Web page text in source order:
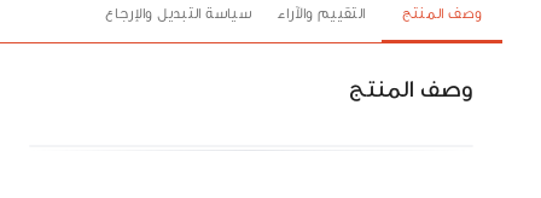
وصف المنتج التقييم والآراء سياسة التبديل والإرجاع
وصف المنتج